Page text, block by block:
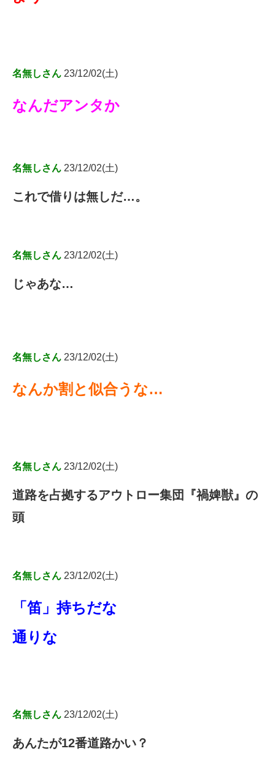
名無しさん 23/12/02(土)
なんだアンタか
名無しさん 23/12/02(土)
これで借りは無しだ…。
名無しさん 23/12/02(土)
じゃあな…
名無しさん 23/12/02(土)
なんか割と似合うな…
名無しさん 23/12/02(土)
道路を占拠するアウトロー集団『禍婢獣』の
頭
名無しさん 23/12/02(土)
「笛」持ちだな
通りな
名無しさん 23/12/02(土)
あんたが12番道路かい？